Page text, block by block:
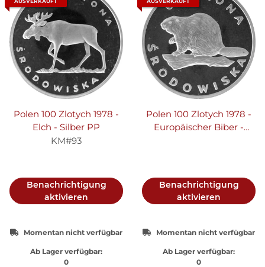
Polen 100 Zlotych 1978 -
Elch - Silber PP
KM#93
Benachrichtigung
aktivieren
Momentan nicht verfügbar
Ab Lager verfügbar:
0
Polen 100 Zlotych 1978 -
Europäischer Biber -
Benachrichtigung
aktivieren
Momentan nicht verfügbar
Ab Lager verfügbar:
0